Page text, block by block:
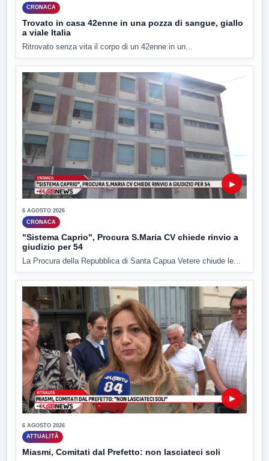
CRONACA
Trovato in casa 42enne in una pozza di sangue, giallo
a viale Italia
Ritrovato senza vita il corpo di un 42enne in un...
▶
6 AGOSTO 2026
CRONACA
"Sistema Caprio", Procura S.Maria CV chiede rinvio a
giudizio per 54
La Procura della Repubblica di Santa Capua Vetere chiude le...
▶
6 AGOSTO 2026
ATTUALITÀ
Miasmi, Comitati dal Prefetto: non lasciateci soli